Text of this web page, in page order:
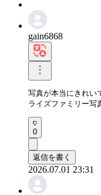
gain6868
写真が本当にきれい
ライズファミリー写
0
返信を書く
2026.07.01 23:31